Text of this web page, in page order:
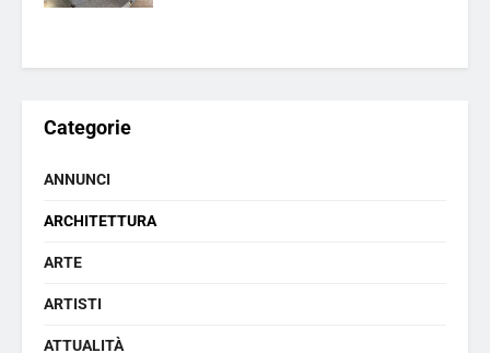
Categorie
ANNUNCI
ARCHITETTURA
ARTE
ARTISTI
ATTUALITÀ